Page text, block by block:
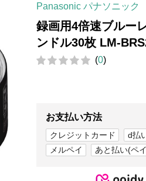
Panasonic パナソニック
録画用4倍速ブルー
ンドル30枚 LM-
(0)
お支払い方法
クレジットカード d払
メルペイ
あと払い(ペ